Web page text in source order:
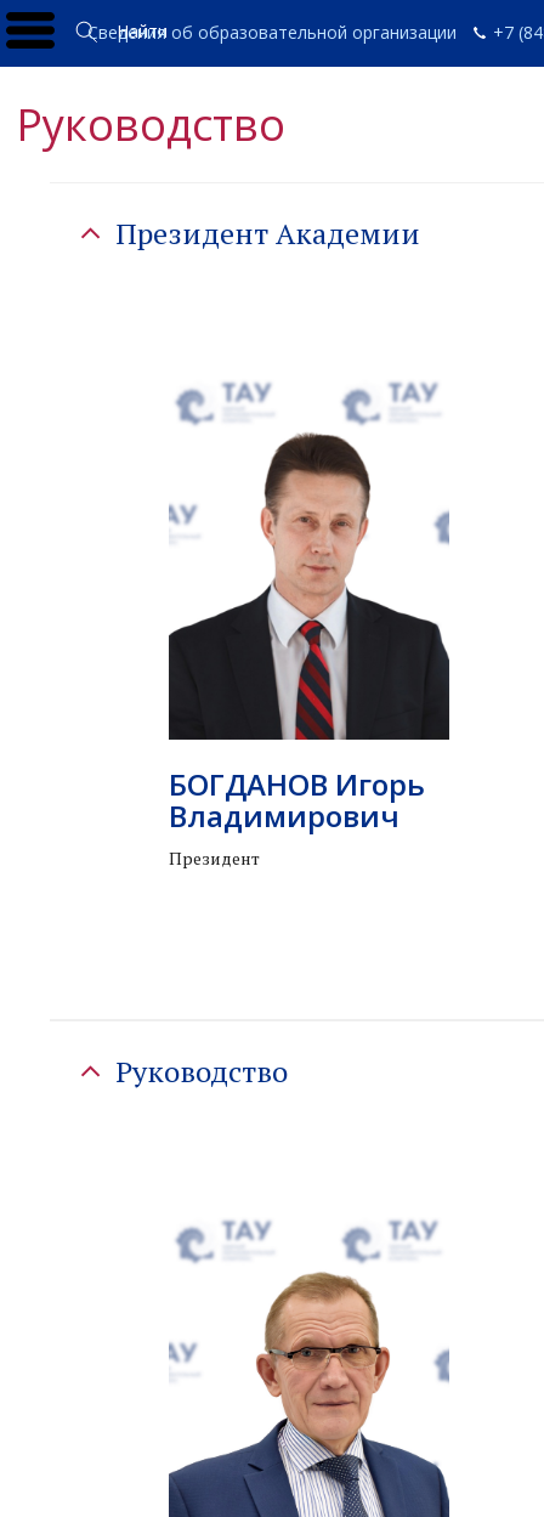
Найти
Сведения об образовательной организации +7
Руководство
Президент Академии
БОГДАНОВ Игорь
Владимирович
Президент
Руководство